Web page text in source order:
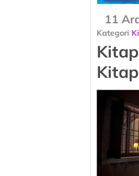
11
Kategori
Kitap